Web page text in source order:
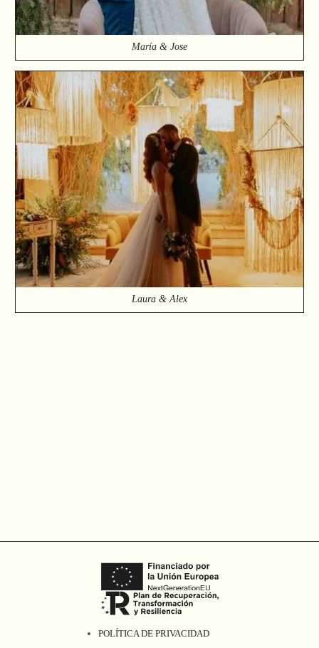
María & Jose
Laura & Alex
POLÍTICA DE PRIVACIDAD